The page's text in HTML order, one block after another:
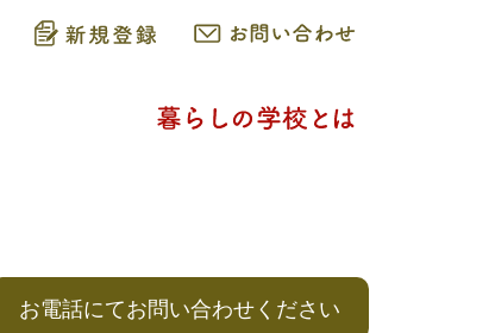
お電話にてお問い合わせください